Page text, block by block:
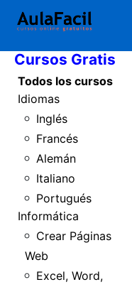
Inicio
Cursos Gratis
Todos los cursos
Idiomas
Inglés
Francés
Alemán
Italiano
Portugués
Informática
Crear Páginas
Web
Excel, Word,